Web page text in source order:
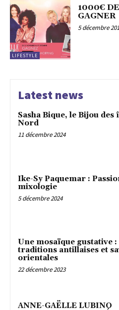
LIFESTYLE
1000€
GAGNER
5 décembre
Latest news
Sasha Bique, le Bijou des
Nord
11 décembre 2024
Ike-Sy Paquemar :
mixologie
5 décembre 2024
Une mosaïque gustative
traditions antillaises et
orientales
22 décembre 2023
ANNE-GAËLLE LUBINO